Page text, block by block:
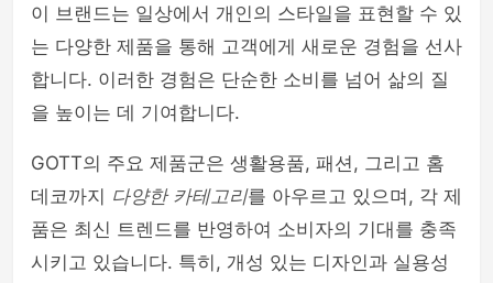
이 브랜드는 일상에서 개인의 스타일을 표현할 수 있
는 다양한 제품을 통해 고객에게 새로운 경험을 선사
합니다. 이러한 경험은 단순한 소비를 넘어 삶의 질
을 높이는 데 기여합니다.
GOTT의 주요 제품군은 생활용품, 패션, 그리고 홈
데코까지 다양한 카테고리를 아우르고 있으며, 각 제
품은 최신 트렌드를 반영하여 소비자의 기대를 충족
시키고 있습니다. 특히, 개성 있는 디자인과 실용성